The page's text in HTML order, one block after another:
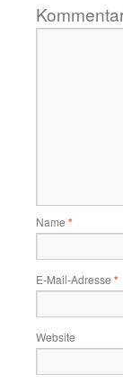
Name *
E-Mail-Adresse *
Website